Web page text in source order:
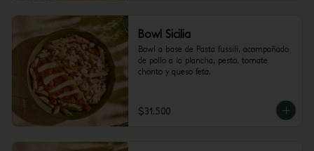
Bowl Sicilia
Bowl a base de Pasta fussili, acompañado
de pollo a la plancha, pesto, tomate
chonto y queso feta.
$31.500